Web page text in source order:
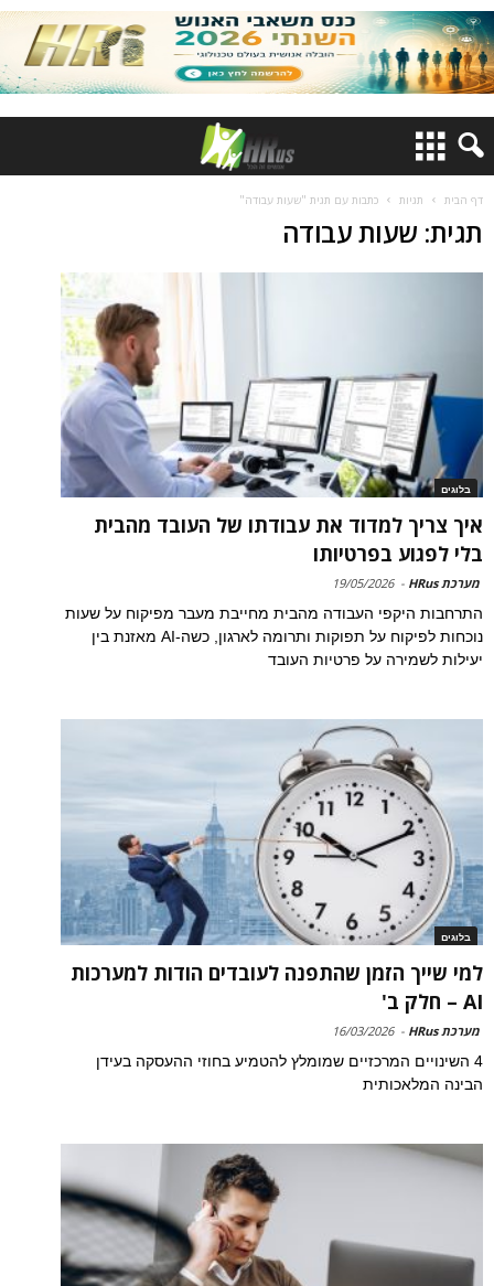
דף הבית תגיות כתבות עם תגית "שעות עבודה"
תגית: שעות עבודה
בלוגים
איך צריך למדוד את עבודתו של העובד מהבית
בלי לפגוע בפרטיותו
מערכת HRus -
19/05/2026
התרחבות היקפי העבודה מהבית מחייבת מעבר מפיקוח על שעות
נוכחות לפיקוח על תפוקות ותרומה לארגון, כשה-AI מאזנת בין
יעילות לשמירה על פרטיות העובד
בלוגים
למי שייך הזמן שהתפנה לעובדים הודות למערכות
AI – חלק ב'
מערכת HRus -
16/03/2026
4 השינויים המרכזיים שמומלץ להטמיע בחוזי ההעסקה בעידן
הבינה המלאכותית